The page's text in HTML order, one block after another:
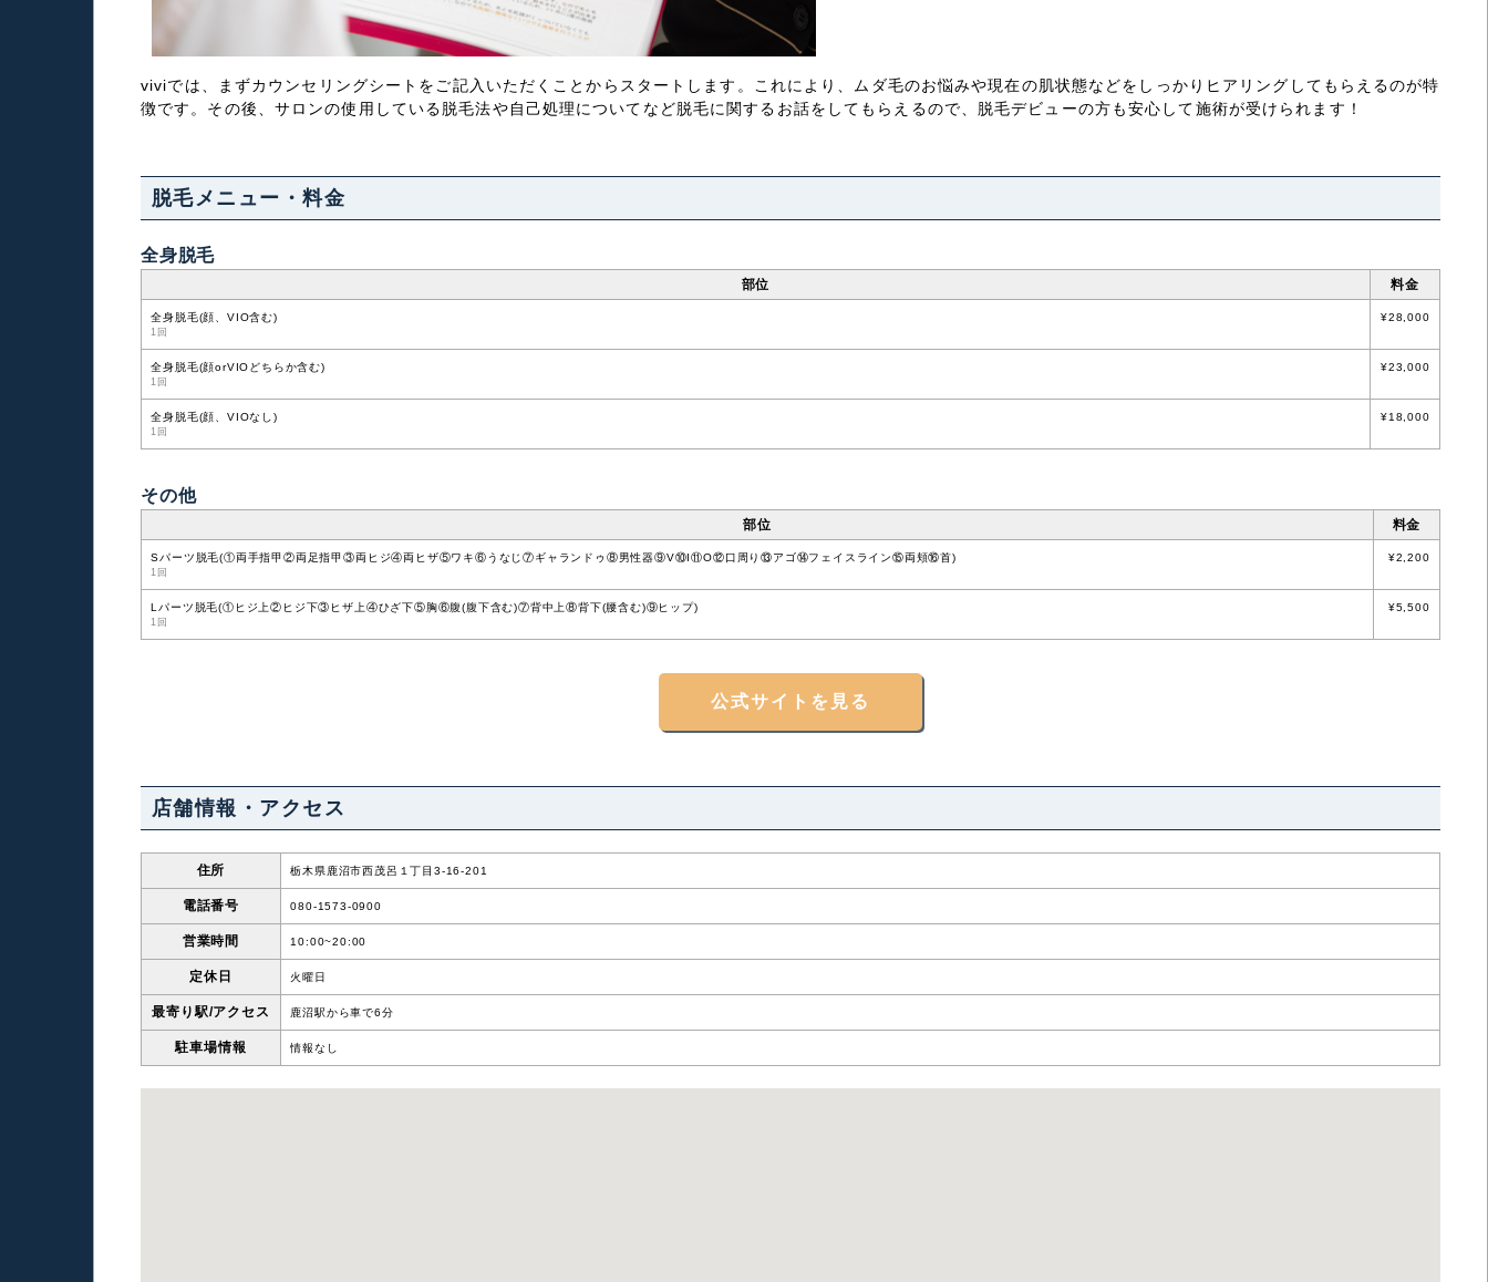
viviでは、まずカウンセリングシートをご記入いただくことからスタートします。これにより、ムダ毛のお悩みや現在の肌状態などをしっかりヒアリングしてもらえるのが特
徴です。その後、サロンの使用している脱毛法や自己処理についてなど脱毛に関するお話をしてもらえるので、脱毛デビューの方も安心して施術が受けられます！
脱毛メニュー・料金
全身脱毛
部位 料金
全身脱毛(顔、VIO含む)
1回
¥28,000
全身脱毛(顔orVIOどちらか含む)
1回
¥23,000
全身脱毛(顔、VIOなし)
1回
¥18,000
その他
部位 料金
Sパーツ脱毛(①両手指甲②両足指甲③両ヒジ④両ヒザ⑤ワキ⑥うなじ⑦ギャランドゥ⑧男性器⑨V⑩I⑪O⑫口周り⑬アゴ⑭フェイスライン⑮両頬⑯首)
1回
¥2,200
Lパーツ脱毛(①ヒジ上②ヒジ下③ヒザ上④ひざ下⑤胸⑥腹(腹下含む)⑦背中上⑧背下(腰含む)⑨ヒップ)
1回
¥5,500
公式サイトを見る
店舗情報・アクセス
住所 栃木県鹿沼市西茂呂１丁目3-16-201
電話番号 080-1573-0900
営業時間 10:00~20:00
定休日 火曜日
最寄り駅/アクセス 鹿沼駅から車で6分
駐車場情報 情報なし